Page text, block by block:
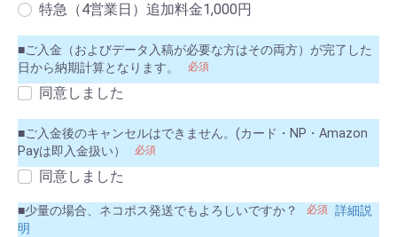
特急（4営業日）追加料金1,000円
■ご入金（およびデータ入稿が必要な方はその両方）が完了した
日から納期計算となります。
必須
同意しました
■ご入金後のキャンセルはできません。(カード・NP・Amazon
Payは即入金扱い）
必須
同意しました
■少量の場合、ネコポス発送でもよろしいですか？ 必須
詳細説
明